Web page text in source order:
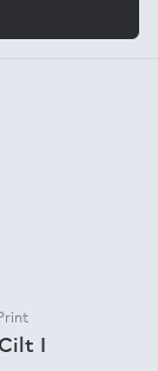
I